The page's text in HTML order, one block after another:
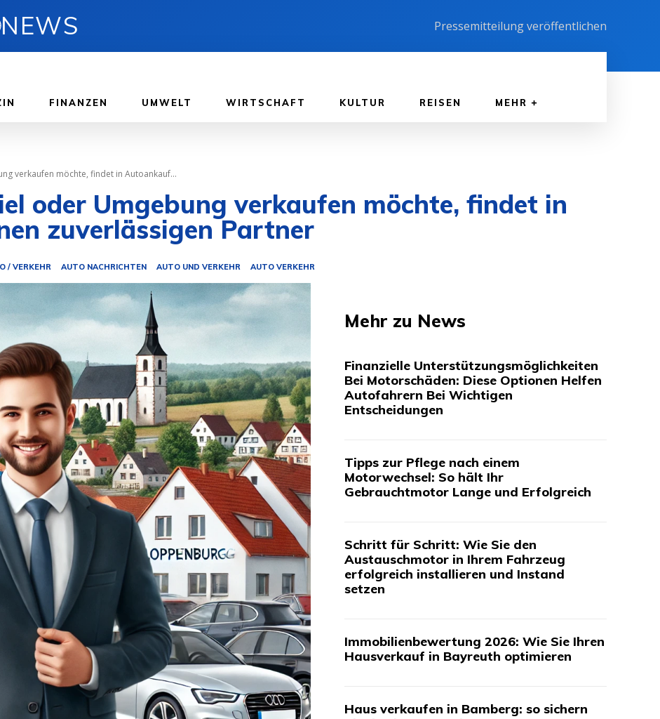
Pressemitteilung veröffentlichen
FINANZEN UMWELT WIRTSCHAFT KULTUR REISEN MEHR
verkaufen möchte, findet in Autoankauf...
oder Umgebung verkaufen möchte, findet in
zuverlässigen Partner
/ VERKEHR AUTO NACHRICHTEN AUTO UND VERKEHR AUTO VERKEHR
Mehr zu News
Finanzielle Unterstützungsmöglichkeiten
Bei Motorschäden: Diese Optionen Helfen
Autofahrern Bei Wichtigen
Entscheidungen
Tipps zur Pflege nach einem
Motorwechsel: So hält Ihr
Gebrauchtmotor Lange und Erfolgreich
Schritt für Schritt: Wie Sie den
Austauschmotor in Ihrem Fahrzeug
erfolgreich installieren und Instand
setzen
Immobilienbewertung 2026: Wie Sie Ihren
Hausverkauf in Bayreuth optimieren
Haus verkaufen in Bamberg: so sichern